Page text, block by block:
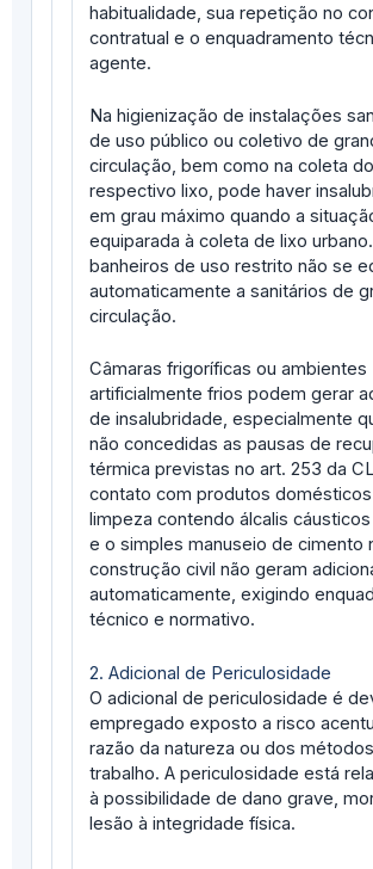
habitualidade, sua repetição no
contratual e o enquadramento
agente.
Na higienização de instalações
de uso público ou coletivo de
circulação, bem como na coleta do
respectivo lixo, pode haver
em grau máximo quando a
equiparada à coleta de lixo
banheiros de uso restrito não se
automaticamente a sanitários de
circulação.
Câmaras frigoríficas ou ambientes
artificialmente frios podem gerar
de insalubridade, especialmente
não concedidas as pausas de
térmica previstas no art. 253 da
contato com produtos
limpeza contendo álcalis
e o simples manuseio de cimento
construção civil não geram
automaticamente, exigindo
técnico e normativo.
2. Adicional de Periculosidade
O adicional de periculosidade é
empregado exposto a risco
razão da natureza ou dos
trabalho. A periculosidade está
à possibilidade de dano grave,
lesão à integridade física.